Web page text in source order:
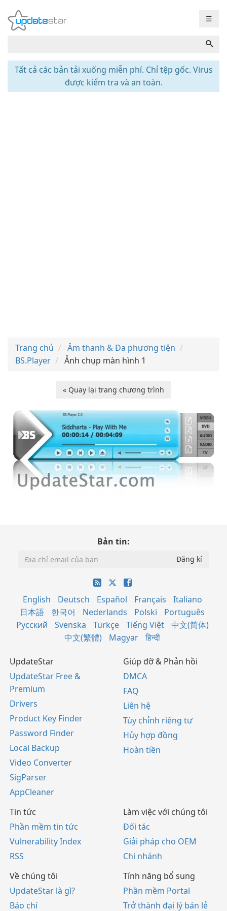
☰
Tất cả các bản tải xuống miễn phí. Chỉ tệp gốc. Virus
được kiểm tra và an toàn.
Trang chủ
Âm thanh & Đa phương tiện
BS.Player
Ảnh chụp màn hình 1
« Quay lại trang chương trình
Bản tin:
English Deutsch Español Français
Italiano
日本語
한국어 Nederlands Polski
Português
Русский
Svenska Türkçe Tiếng Việt
中文(简体)
中文(繁體)
Magyar हिन्दी
UpdateStar
UpdateStar Free &
Premium
Drivers
Product Key Finder
Password Finder
Local Backup
Video Converter
SigParser
AppCleaner
Giúp đỡ & Phản hồi
DMCA
FAQ
Liên hệ
Tùy chỉnh riêng tư
Hủy hợp đồng
Hoàn tiền
Tin tức
Phần mềm tin tức
Vulnerability Index
RSS
Làm việc với chúng tôi
Đối tác
Giải pháp cho OEM
Chi nhánh
Về chúng tôi
UpdateStar là gì?
Báo chí
Tính năng bổ sung
Phần mềm Portal
Trở thành đại lý bán lẻ